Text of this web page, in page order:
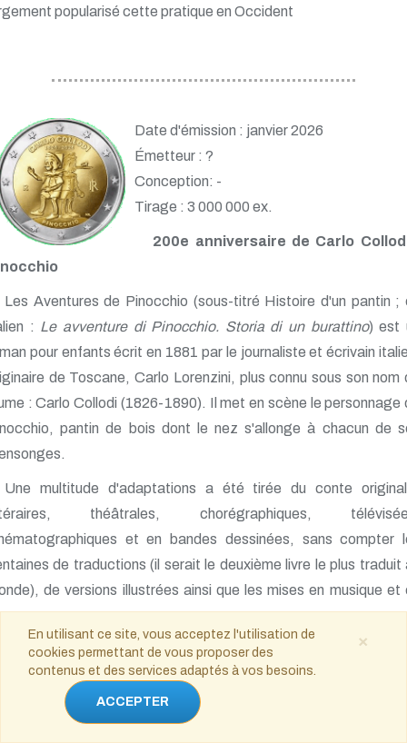
popularisé cette pratique en Occident
Date d'émission : janvier 2026
Émetteur : ?
Conception: -
Tirage : 3 000 000 ex.
200e anniversaire de Carlo
Les Aventures de Pinocchio (sous-titré Histoire d'un pantin ;
: Le avventure di Pinocchio. Storia di un burattino) est
pour enfants écrit en 1881 par le journaliste et écrivain
de Toscane, Carlo Lorenzini, plus connu sous son nom
: Carlo Collodi (1826-1890). Il met en scène le personnage
pantin de bois dont le nez s'allonge à chacun de
Une multitude d'adaptations a été tirée du conte
théâtrales, chorégraphiques,
et en bandes dessinées, sans compter
de traductions (il serait le deuxième livre le plus traduit
de versions illustrées ainsi que les mises en musique et
Pour les 100 ans de Pinocchio, en 1981, Italo Calvino écrivait :
est naturel de penser que Pinocchio a toujours existé, on
pas en effet un monde sans Pinocchio. «
×
En utilisant ce site, vous acceptez l'utilisation de
cookies permettant de vous proposer des
contenus et des services adaptés à vos besoins.
ACCEPTER